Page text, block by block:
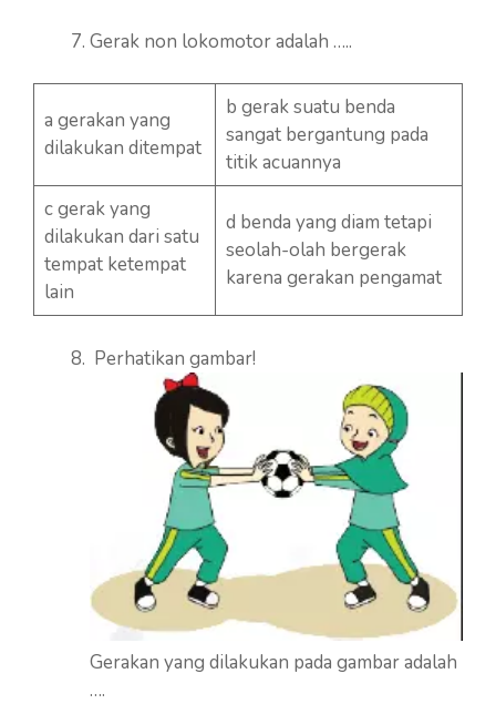
Gerak non lokomotor adalah …..
a gerakan yang
dilakukan ditempat
b gerak suatu benda
sangat bergantung pada
titik acuannya
c gerak yang
dilakukan dari satu
tempat ketempat
lain
d benda yang diam tetapi
seolah-olah bergerak
karena gerakan pengamat
Perhatikan gambar!
Gerakan yang dilakukan pada gambar adalah
….